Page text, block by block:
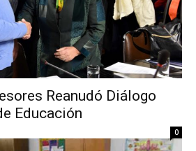
Reanudó Diálogo
Educación
0